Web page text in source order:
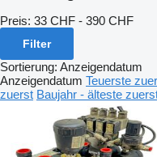
Preis: 33 CHF - 390 CHF
Filter
Sortierung: Anzeigendatum
Anzeigendatum Teuerste
zuerst Baujahr - älteste